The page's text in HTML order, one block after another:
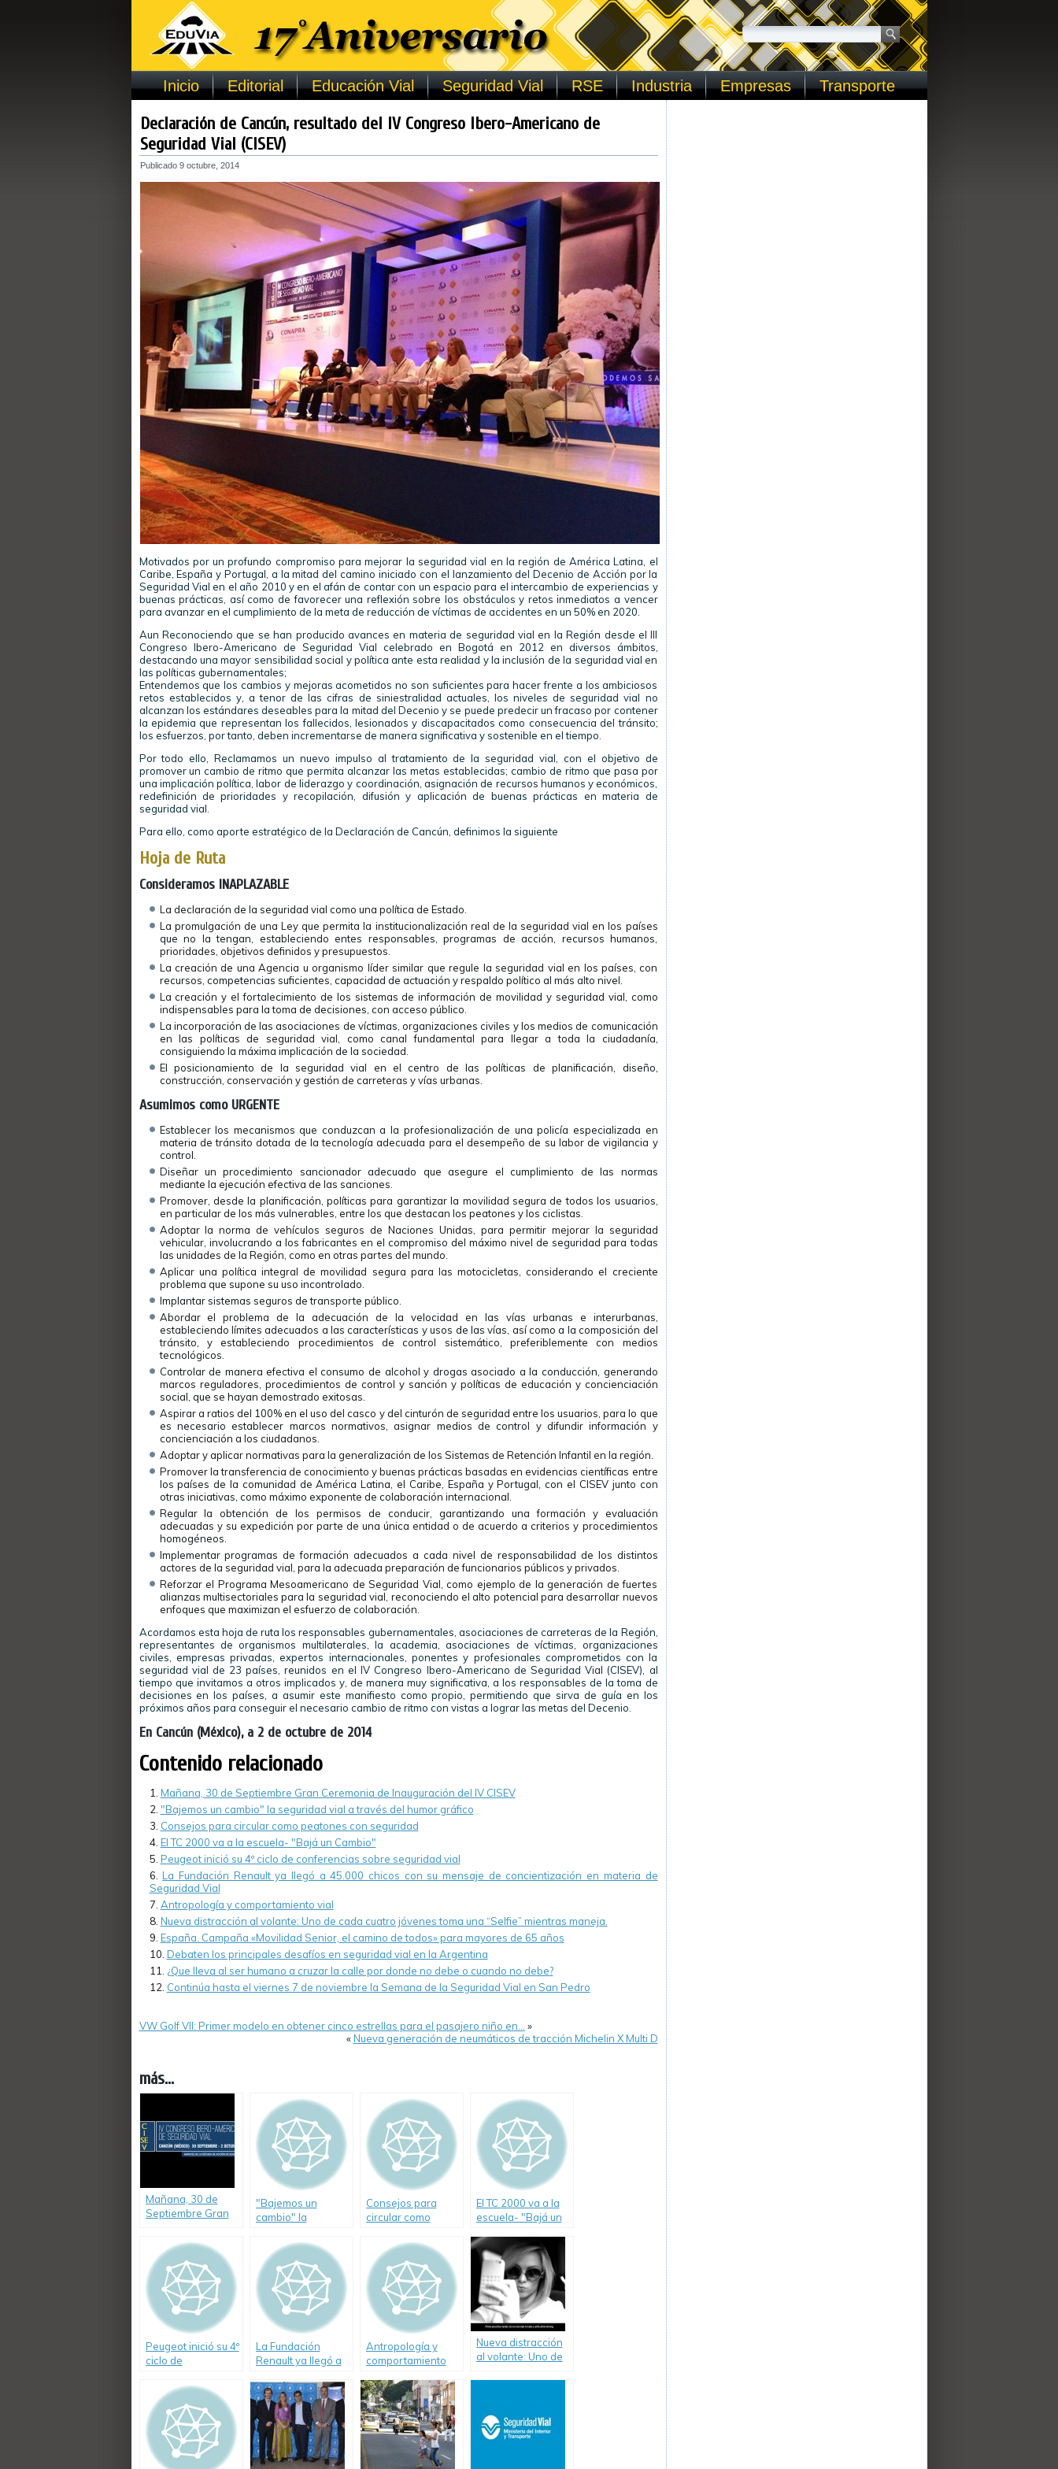
Inicio Editorial Educación Vial Seguridad Vial RSE Industria Empresas Transporte
Declaración de Cancún, resultado del IV Congreso Ibero-Americano de
Seguridad Vial (CISEV)
Publicado 9 octubre, 2014
Motivados por un profundo compromiso para mejorar la seguridad vial en la región de América Latina, el
Caribe, España y Portugal, a la mitad del camino iniciado con el lanzamiento del Decenio de Acción por la
Seguridad Vial en el año 2010 y en el afán de contar con un espacio para el intercambio de experiencias y
buenas prácticas, así como de favorecer una reflexión sobre los obstáculos y retos inmediatos a vencer
para avanzar en el cumplimiento de la meta de reducción de víctimas de accidentes en un 50% en 2020.
Aun Reconociendo que se han producido avances en materia de seguridad vial en la Región desde el III
Congreso Ibero-Americano de Seguridad Vial celebrado en Bogotá en 2012 en diversos ámbitos,
destacando una mayor sensibilidad social y política ante esta realidad y la inclusión de la seguridad vial en
las políticas gubernamentales;
Entendemos que los cambios y mejoras acometidos no son suficientes para hacer frente a los ambiciosos
retos establecidos y, a tenor de las cifras de siniestralidad actuales, los niveles de seguridad vial no
alcanzan los estándares deseables para la mitad del Decenio y se puede predecir un fracaso por contener
la epidemia que representan los fallecidos, lesionados y discapacitados como consecuencia del tránsito;
los esfuerzos, por tanto, deben incrementarse de manera significativa y sostenible en el tiempo.
Por todo ello, Reclamamos un nuevo impulso al tratamiento de la seguridad vial, con el objetivo de
promover un cambio de ritmo que permita alcanzar las metas establecidas; cambio de ritmo que pasa por
una implicación política, labor de liderazgo y coordinación, asignación de recursos humanos y económicos,
redefinición de prioridades y recopilación, difusión y aplicación de buenas prácticas en materia de
seguridad vial.
Para ello, como aporte estratégico de la Declaración de Cancún, definimos la siguiente
Hoja de Ruta
Consideramos INAPLAZABLE
La declaración de la seguridad vial como una política de Estado.
La promulgación de una Ley que permita la institucionalización real de la seguridad vial en los países
que no la tengan, estableciendo entes responsables, programas de acción, recursos humanos,
prioridades, objetivos definidos y presupuestos.
La creación de una Agencia u organismo líder similar que regule la seguridad vial en los países, con
recursos, competencias suficientes, capacidad de actuación y respaldo político al más alto nivel.
La creación y el fortalecimiento de los sistemas de información de movilidad y seguridad vial, como
indispensables para la toma de decisiones, con acceso público.
La incorporación de las asociaciones de víctimas, organizaciones civiles y los medios de comunicación
en las políticas de seguridad vial, como canal fundamental para llegar a toda la ciudadanía,
consiguiendo la máxima implicación de la sociedad.
El posicionamiento de la seguridad vial en el centro de las políticas de planificación, diseño,
construcción, conservación y gestión de carreteras y vías urbanas.
Asumimos como URGENTE
Establecer los mecanismos que conduzcan a la profesionalización de una policía especializada en
materia de tránsito dotada de la tecnología adecuada para el desempeño de su labor de vigilancia y
control.
Diseñar un procedimiento sancionador adecuado que asegure el cumplimiento de las normas
mediante la ejecución efectiva de las sanciones.
Promover, desde la planificación, políticas para garantizar la movilidad segura de todos los usuarios,
en particular de los más vulnerables, entre los que destacan los peatones y los ciclistas.
Adoptar la norma de vehículos seguros de Naciones Unidas, para permitir mejorar la seguridad
vehicular, involucrando a los fabricantes en el compromiso del máximo nivel de seguridad para todas
las unidades de la Región, como en otras partes del mundo.
Aplicar una política integral de movilidad segura para las motocicletas, considerando el creciente
problema que supone su uso incontrolado.
Implantar sistemas seguros de transporte público.
Abordar el problema de la adecuación de la velocidad en las vías urbanas e interurbanas,
estableciendo límites adecuados a las características y usos de las vías, así como a la composición del
tránsito, y estableciendo procedimientos de control sistemático, preferiblemente con medios
tecnológicos.
Controlar de manera efectiva el consumo de alcohol y drogas asociado a la conducción, generando
marcos reguladores, procedimientos de control y sanción y políticas de educación y concienciación
social, que se hayan demostrado exitosas.
Aspirar a ratios del 100% en el uso del casco y del cinturón de seguridad entre los usuarios, para lo que
es necesario establecer marcos normativos, asignar medios de control y difundir información y
concienciación a los ciudadanos.
Adoptar y aplicar normativas para la generalización de los Sistemas de Retención Infantil en la región.
Promover la transferencia de conocimiento y buenas prácticas basadas en evidencias científicas entre
los países de la comunidad de América Latina, el Caribe, España y Portugal, con el CISEV junto con
otras iniciativas, como máximo exponente de colaboración internacional.
Regular la obtención de los permisos de conducir, garantizando una formación y evaluación
adecuadas y su expedición por parte de una única entidad o de acuerdo a criterios y procedimientos
homogéneos.
Implementar programas de formación adecuados a cada nivel de responsabilidad de los distintos
actores de la seguridad vial, para la adecuada preparación de funcionarios públicos y privados.
Reforzar el Programa Mesoamericano de Seguridad Vial, como ejemplo de la generación de fuertes
alianzas multisectoriales para la seguridad vial, reconociendo el alto potencial para desarrollar nuevos
enfoques que maximizan el esfuerzo de colaboración.
Acordamos esta hoja de ruta los responsables gubernamentales, asociaciones de carreteras de la Región,
representantes de organismos multilaterales, la academia, asociaciones de víctimas, organizaciones
civiles, empresas privadas, expertos internacionales, ponentes y profesionales comprometidos con la
seguridad vial de 23 países, reunidos en el IV Congreso Ibero-Americano de Seguridad Vial (CISEV), al
tiempo que invitamos a otros implicados y, de manera muy significativa, a los responsables de la toma de
decisiones en los países, a asumir este manifiesto como propio, permitiendo que sirva de guía en los
próximos años para conseguir el necesario cambio de ritmo con vistas a lograr las metas del Decenio.
En Cancún (México), a 2 de octubre de 2014
Contenido relacionado
Mañana, 30 de Septiembre Gran Ceremonia de Inauguración del IV CISEV
"Bajemos un cambio" la seguridad vial a través del humor gráfico
Consejos para circular como peatones con seguridad
El TC 2000 va a la escuela- "Bajá un Cambio"
Peugeot inició su 4º ciclo de conferencias sobre seguridad vial
La Fundación Renault ya llegó a 45.000 chicos con su mensaje de concientización en materia de
Seguridad Vial
Antropología y comportamiento vial
Nueva distracción al volante: Uno de cada cuatro jóvenes toma una “Selfie” mientras maneja.
España. Campaña «Movilidad Senior, el camino de todos» para mayores de 65 años
Debaten los principales desafíos en seguridad vial en la Argentina
¿Que lleva al ser humano a cruzar la calle por donde no debe o cuando no debe?
Continúa hasta el viernes 7 de noviembre la Semana de la Seguridad Vial en San Pedro
VW Golf VII: Primer modelo en obtener cinco estrellas para el pasajero niño en…
»
«Nueva generación de neumáticos de tracción Michelin X Multi D
más...
Mañana, 30 de
Septiembre Gran
Inauguración del IV
CISEV
"Bajemos un
cambio" la
través del humor
gráfico
Consejos para
circular como
seguridad
El TC 2000 va a la
escuela- "Bajá un
Peugeot inició su 4º
ciclo de
seguridad vial
La Fundación
Renault ya llegó a
su mensaje de
concientización en
materia de
Seguridad Vial
Antropología y
comportamiento
Nueva distracción
al volante: Uno de
maneja.